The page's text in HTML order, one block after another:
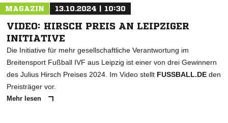
MAGAZIN 13.10.2024 | 10:30
VIDEO: HIRSCH PREIS AN LEIPZIGER
INITIATIVE
Die Initiative für mehr gesellschaftliche Verantwortung im
Breitensport Fußball IVF aus Leipzig ist einer von drei Gewinnern
des Julius Hirsch Preises 2024. Im Video stellt FUSSBALL.DE den
Preisträger vor.
Mehr lesen